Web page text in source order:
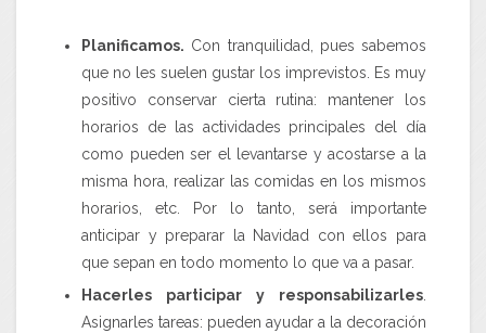
Planificamos. Con tranquilidad, pues sabemos
que no les suelen gustar los imprevistos. Es muy
positivo conservar cierta rutina: mantener los
horarios de las actividades principales del día
como pueden ser el levantarse y acostarse a la
misma hora, realizar las comidas en los mismos
horarios, etc. Por lo tanto, será importante
anticipar y preparar la Navidad con ellos para
que sepan en todo momento lo que va a pasar.
Hacerles participar y responsabilizarles
Asignarles tareas: pueden ayudar a la decoración